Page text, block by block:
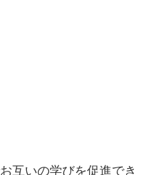
互いの学びを促進でき